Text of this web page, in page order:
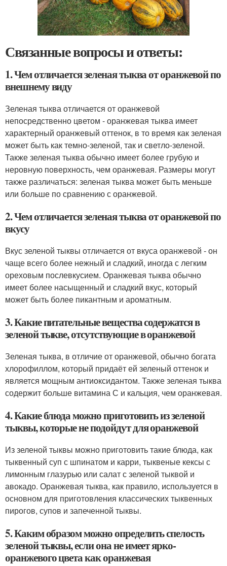
Связанные вопросы и ответы:
1. Чем отличается зеленая тыква от оранжевой по
внешнему виду
Зеленая тыква отличается от оранжевой
непосредственно цветом - оранжевая тыква имеет
характерный оранжевый оттенок, в то время как зеленая
может быть как темно-зеленой, так и светло-зеленой.
Также зеленая тыква обычно имеет более грубую и
неровную поверхность, чем оранжевая. Размеры могут
также различаться: зеленая тыква может быть меньше
или больше по сравнению с оранжевой.
2. Чем отличается зеленая тыква от оранжевой по
вкусу
Вкус зеленой тыквы отличается от вкуса оранжевой - он
чаще всего более нежный и сладкий, иногда с легким
ореховым послевкусием. Оранжевая тыква обычно
имеет более насыщенный и сладкий вкус, который
может быть более пикантным и ароматным.
3. Какие питательные вещества содержатся в
зеленой тыкве, отсутствующие в оранжевой
Зеленая тыква, в отличие от оранжевой, обычно богата
хлорофиллом, который придаёт ей зеленый оттенок и
является мощным антиоксидантом. Также зеленая тыква
содержит больше витамина С и кальция, чем оранжевая.
4. Какие блюда можно приготовить из зеленой
тыквы, которые не подойдут для оранжевой
Из зеленой тыквы можно приготовить такие блюда, как
тыквенный суп с шпинатом и карри, тыквеные кексы с
лимонным глазурью или салат с зеленой тыквой и
авокадо. Оранжевая тыква, как правило, используется в
основном для приготовления классических тыквенных
пирогов, супов и запеченной тыквы.
5. Каким образом можно определить спелость
зеленой тыквы, если она не имеет ярко-
оранжевого цвета как оранжевая